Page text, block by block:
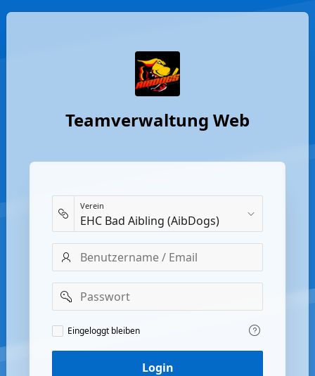
Teamverwaltung Web
Verein
Benutzername
Email
Passwort
Eingeloggt
bleiben
Eingeloggt bleiben
Login